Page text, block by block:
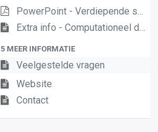
PowerPoint - Verdiepende sessie - maart en april 2021
Extra info - Computationeel denken
5 MEER INFORMATIE
Veelgestelde vragen
Website
Contact